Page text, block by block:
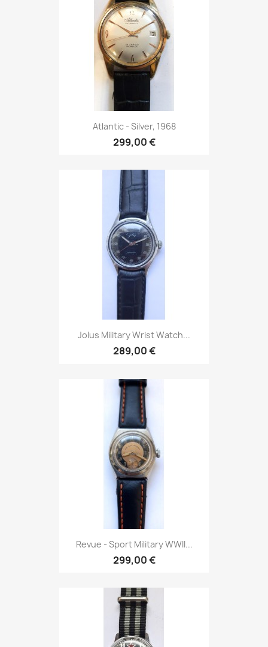
Atlantic - Silver, 1968
299,00 €
Jolus Military Wrist Watch...
289,00 €
Revue - Sport Military WWII...
299,00 €